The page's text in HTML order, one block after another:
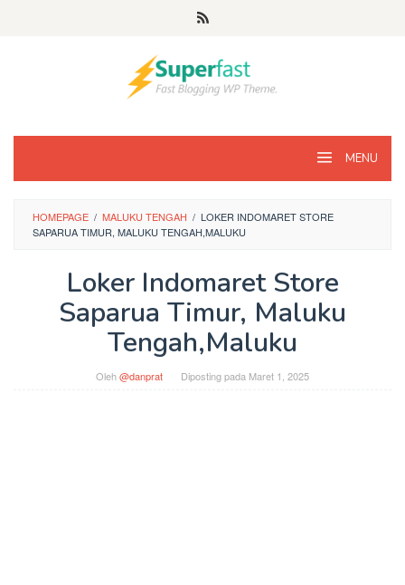
MENU
HOMEPAGE / MALUKU TENGAH / LOKER INDOMARET STORE
SAPARUA TIMUR, MALUKU TENGAH,MALUKU
Loker Indomaret Store
Saparua Timur, Maluku
Tengah,Maluku
Oleh@danprat Diposting pada Maret 1, 2025